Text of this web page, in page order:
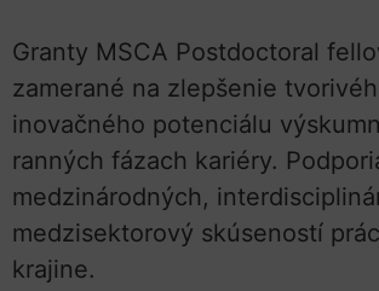
Granty MSCA Postdoctoral
zamerané na zlepšenie
inovačného potenciálu
ranných fázach kariéry.
medzinárodných,
medzisektorový skúseností
krajine.